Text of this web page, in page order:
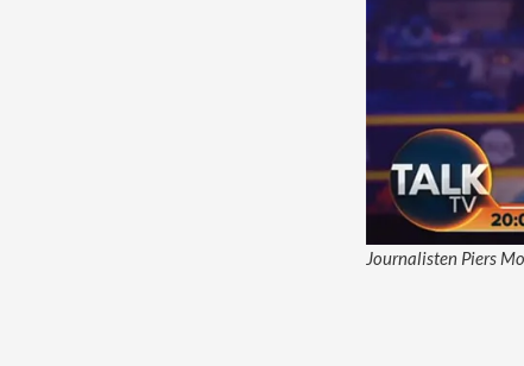
Journalisten Piers